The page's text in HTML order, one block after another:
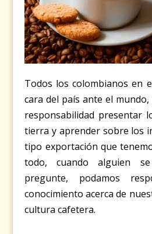
Todos los colombianos en
cara del país ante el
responsabilidad presentar
tierra y aprender sobre los
tipo exportación que
todo, cuando alguien
pregunte, podamos
conocimiento acerca de
cultura cafetera.